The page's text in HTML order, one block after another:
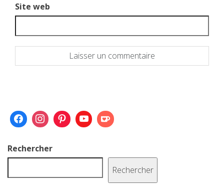
Site web
Rechercher
Rechercher